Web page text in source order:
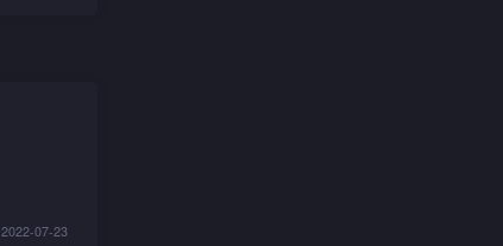
2022-07-23